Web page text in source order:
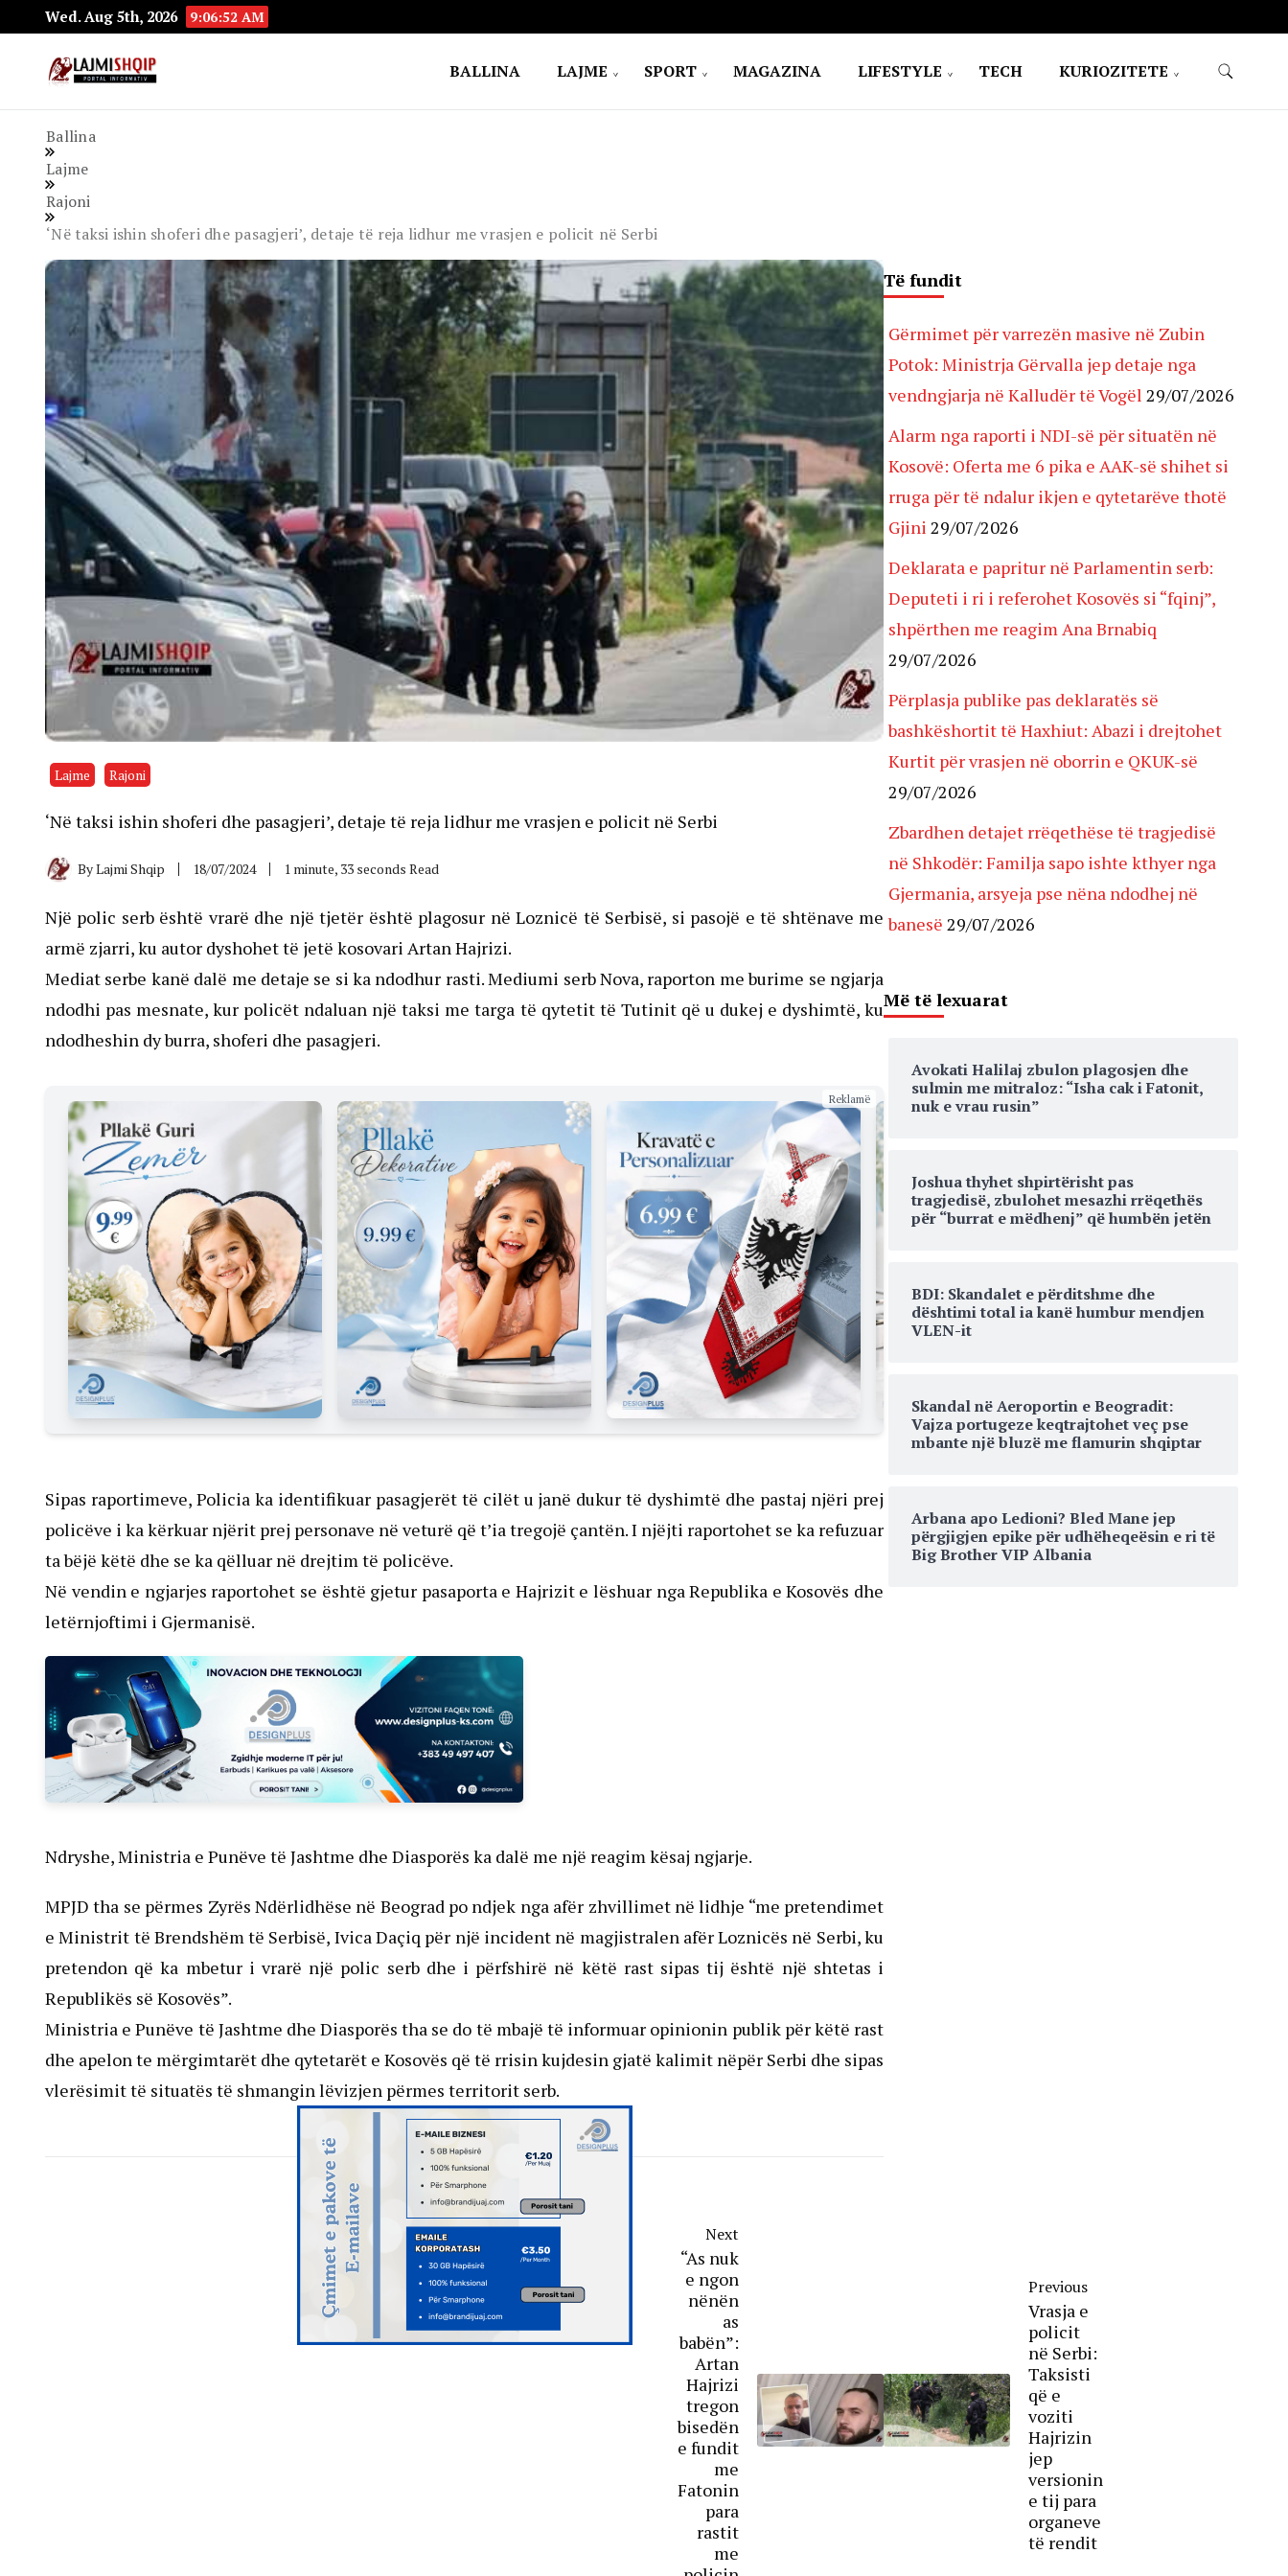
Wed. Aug 5th, 2026 9:06:53 AM
BALLINA LAJME SPORT MAGAZINA LIFESTYLE TECH KURIOZITETE
Ballina
Lajme
Rajoni
‘Në taksi ishin shoferi dhe pasagjeri’, detaje të reja lidhur me vrasjen e policit në Serbi
Lajme Rajoni
‘Në taksi ishin shoferi dhe pasagjeri’, detaje të reja lidhur me vrasjen e policit në Serbi
ByLajmi Shqip 18/07/2024 1 minute, 33 seconds Read
Një polic serb është vrarë dhe një tjetër është plagosur në Loznicë të Serbisë, si pasojë e të shtënave me
armë zjarri, ku autor dyshohet të jetë kosovari Artan Hajrizi.
Mediat serbe kanë dalë me detaje se si ka ndodhur rasti. Mediumi serb Nova, raporton me burime se ngjarja
ndodhi pas mesnate, kur policët ndaluan një taksi me targa të qytetit të Tutinit që u dukej e dyshimtë, ku
ndodheshin dy burra, shoferi dhe pasagjeri.
Reklamë
Sipas raportimeve, Policia ka identifikuar pasagjerët të cilët u janë dukur të dyshimtë dhe pastaj njëri prej
policëve i ka kërkuar njërit prej personave në veturë që t’ia tregojë çantën. I njëjti raportohet se ka refuzuar
ta bëjë këtë dhe se ka qëlluar në drejtim të policëve.
Në vendin e ngjarjes raportohet se është gjetur pasaporta e Hajrizit e lëshuar nga Republika e Kosovës dhe
letërnjoftimi i Gjermanisë.
Ndryshe, Ministria e Punëve të Jashtme dhe Diasporës ka dalë me një reagim kësaj ngjarje.
MPJD tha se përmes Zyrës Ndërlidhëse në Beograd po ndjek nga afër zhvillimet në lidhje “me pretendimet
e Ministrit të Brendshëm të Serbisë, Ivica Daçiq për një incident në magjistralen afër Loznicës në Serbi, ku
pretendon që ka mbetur i vrarë një polic serb dhe i përfshirë në këtë rast sipas tij është një shtetas i
Republikës së Kosovës”.
Ministria e Punëve të Jashtme dhe Diasporës tha se do të mbajë të informuar opinionin publik për këtë rast
dhe apelon te mërgimtarët dhe qytetarët e Kosovës që të rrisin kujdesin gjatë kalimit nëpër Serbi dhe sipas
vlerësimit të situatës të shmangin lëvizjen përmes territorit serb.
Previous
Vrasja e
policit
në Serbi:
Taksisti
që e
voziti
Hajrizin
jep
versionin
e tij para
organeve
të rendit
Next
“As nuk
e ngon
nënën
as
babën”:
Artan
Hajrizi
tregon
bisedën
e fundit
me
Fatonin
para
rastit
me
Të fundit
Gërmimet për varrezën masive në Zubin
Potok: Ministrja Gërvalla jep detaje nga
vendngjarja në Kalludër të Vogël 29/07/2026
Alarm nga raporti i NDI-së për situatën në
Kosovë: Oferta me 6 pika e AAK-së shihet si
rruga për të ndalur ikjen e qytetarëve thotë
Gjini 29/07/2026
Deklarata e papritur në Parlamentin serb:
Deputeti i ri i referohet Kosovës si “fqinj”,
shpërthen me reagim Ana Brnabiq
29/07/2026
Përplasja publike pas deklaratës së
bashkëshortit të Haxhiut: Abazi i drejtohet
Kurtit për vrasjen në oborrin e QKUK-së
29/07/2026
Zbardhen detajet rrëqethëse të tragjedisë
në Shkodër: Familja sapo ishte kthyer nga
Gjermania, arsyeja pse nëna ndodhej në
banesë 29/07/2026
Më të lexuarat
Avokati Halilaj zbulon plagosjen dhe
sulmin me mitraloz: “Isha cak i Fatonit,
nuk e vrau rusin”
Joshua thyhet shpirtërisht pas
tragjedisë, zbulohet mesazhi rrëqethës
për “burrat e mëdhenj” që humbën jetën
BDI: Skandalet e përditshme dhe
dështimi total ia kanë humbur mendjen
VLEN-it
Skandal në Aeroportin e Beogradit:
Vajza portugeze keqtrajtohet veç pse
mbante një bluzë me flamurin shqiptar
Arbana apo Ledioni? Bled Mane jep
përgjigjen epike për udhëheqeësin e ri të
Big Brother VIP Albania